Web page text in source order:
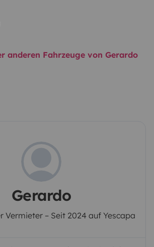
anderen Fahrzeuge von Gerardo
Gerardo
Vermieter – Seit 2024 auf Yescapa